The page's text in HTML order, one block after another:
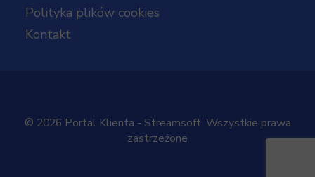
Polityka plików cookies
Kontakt
© 2026 Portal Klienta - Streamsoft. Wszystkie prawa
zastrzeżone